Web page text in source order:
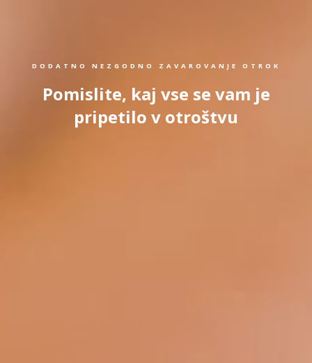
DODATNO NEZGODNO ZAVAROVANJE OTROK
Pomislite, kaj vse se vam je
pripetilo v otroštvu